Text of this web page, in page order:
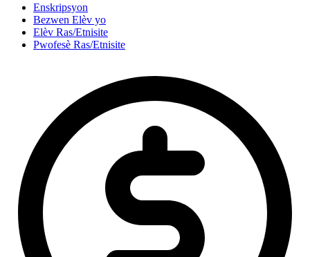
Enskripsyon
Bezwen Elèv yo
Elèv Ras/Etnisite
Pwofesè Ras/Etnisite